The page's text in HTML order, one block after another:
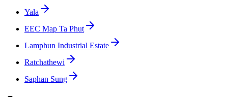
Yala
EEC Map Ta Phut
Lamphun Industrial Estate
Ratchathewi
Saphan Sung